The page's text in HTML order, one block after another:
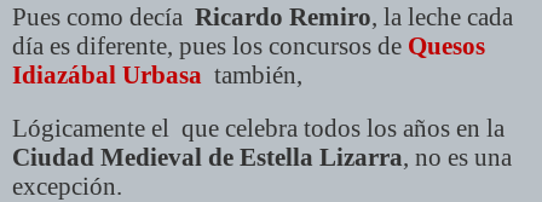
Pues como decía Ricardo Remiro, la leche cada
día es diferente, pues los concursos de Quesos
Idiazábal Urbasa también,
Lógicamente el que celebra todos los años en la
Ciudad Medieval de Estella Lizarra, no es una
excepción.